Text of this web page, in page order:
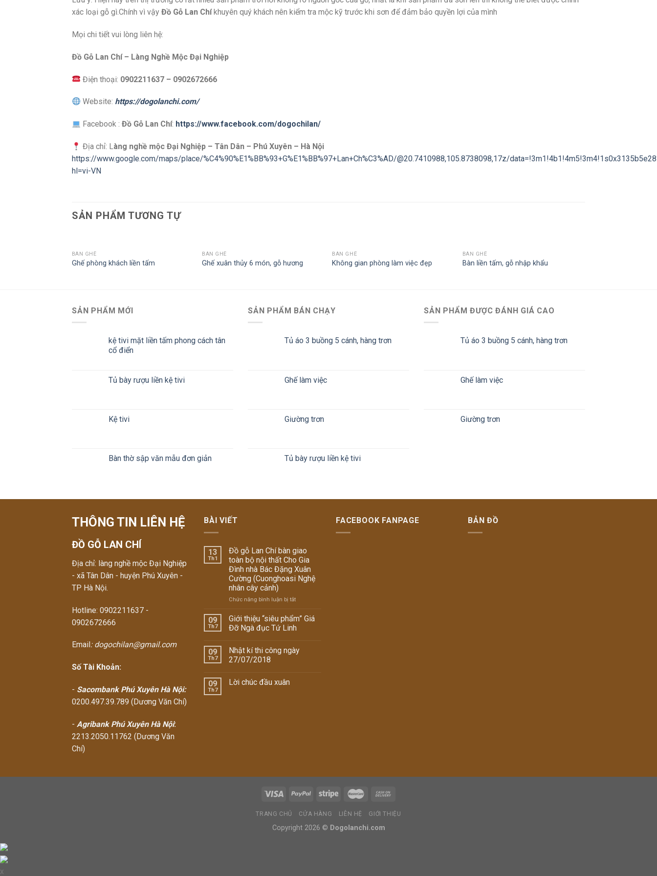
xác loại gỗ gì.Chính vì vậy Đồ Gỗ Lan Chíkhuyên quý khách nên kiểm tra mộc kỹ trước khi sơn để đảm bảo quyền lợi của mình
Mọi chi tiết vui lòng liên hệ:
Đồ Gỗ Lan Chí – Làng Nghề Mộc Đại Nghiệp
Điện thoại: 0902211637 – 0902672666
Website: https://dogolanchi.com/
Facebook : Đồ Gỗ Lan Chí: https://www.facebook.com/dogochilan/
Địa chỉ: Làng nghề mộc Đại Nghiệp – Tân Dân – Phú Xuyên – Hà Nội
https://www.google.com/maps/place/%C4%90%E1%BB%93+G%E1%BB%97+Lan+Ch%C3%AD/@20.7410988,105.8738098,17z/
hl=vi-VN
SẢN PHẨM TƯƠNG TỰ
BÀN GHẾ
Ghế phòng khách liền tấm
BÀN GHẾ
Ghế xuân thủy 6 món, gỗ hương
BÀN GHẾ
Không gian phòng làm việc đẹp
BÀN GHẾ
Bàn liền tấm, gỗ nhập khẩu
SẢN PHẨM MỚI
kệ tivi mặt liền tấm phong cách tân
cổ điển
Tủ bày rượu liền kệ tivi
Kệ tivi
Bàn thờ sập văn mẫu đơn giản
SẢN PHẨM BÁN CHẠY
Tủ áo 3 buồng 5 cánh, hàng trơn
Ghế làm việc
Giường trơn
Tủ bày rượu liền kệ tivi
SẢN PHẨM ĐƯỢC ĐÁNH GIÁ CAO
Tủ áo 3 buồng 5 cánh, hàng trơn
Ghế làm việc
Giường trơn
THÔNG TIN LIÊN HỆ
ĐỒ GỖ LAN CHÍ
Địa chỉ: làng nghề mộc Đại Nghiệp
- xã Tân Dân - huyện Phú Xuyên -
TP Hà Nội.
Hotline: 0902211637 -
0902672666
Email : dogochilan@gmail.com
Số Tài Khoản:
- Sacombank Phú Xuyên Hà Nội:
0200.497.39.789 (Dương Văn Chí)
- Agribank Phú Xuyên Hà Nội:
2213.2050.11762 (Dương Văn
Chí)
BÀI VIẾT
13
Th1
Đồ gỗ Lan Chí bàn giao
toàn bộ nội thất Cho Gia
Đình nhà Bác Đặng Xuân
Cường (Cuonghoasi Nghệ
nhân cây cảnh)
Chức năng bình luận bị tắt
gỗ
Chí
giao
cảnh)
09
Th7
Giới thiệu “siêu phẩm” Giá
Đỡ Ngà đục Tứ Linh
09
Th7
Nhật kí thi công ngày
27/07/2018
09
Th7
Lời chúc đầu xuân
FACEBOOK FANPAGE BẢN ĐỒ
TRANG CHỦ CỬA HÀNG LIÊN HỆ GIỚI THIỆU
Copyright 2026 © Dogolanchi.com
x